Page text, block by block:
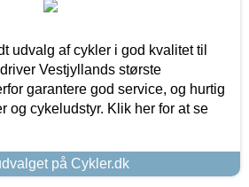
udvalg af cykler i god kvalitet til
Vestjyllands største
garantere god service, og hurtig
og cykeludstyr. Klik her for at se
på Cykler.dk